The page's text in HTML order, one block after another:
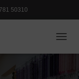
50310